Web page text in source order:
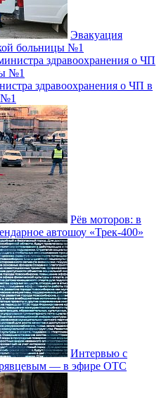
Эвакуация
больницы №1
здравоохранения о ЧП в
№1
Рёв моторов: в
автошоу «Трек-400»
Интервью с
— в эфире ОТС